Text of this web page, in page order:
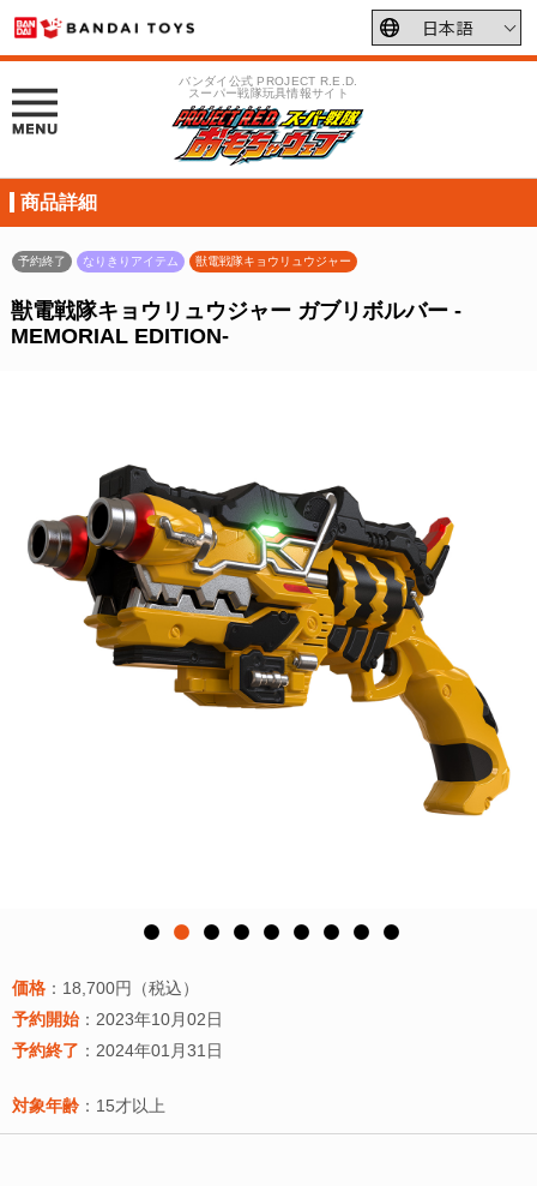
バンダイ公式 PROJECT R.E.D.
スーパー戦隊玩具情報サイト
商品詳細
予約終了 なりきりアイテム 獣電戦隊キョウリュウジャー
獣電戦隊キョウリュウジャー ガブリボルバー -
MEMORIAL EDITION-
価格 ：18,700円（税込）
予約開始 ：2023年10月02日
予約終了 ：2024年01月31日
対象年齢 ：15才以上